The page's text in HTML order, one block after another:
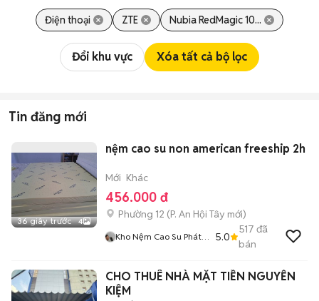
Điện thoại ZTE Nubia RedMagic 10...
Đổi khu vực Xóa tất cả bộ lọc
Tin đăng mới
36 giây trước 4
nệm cao su non american freeship 2h
Mới Khác
456.000 đ
Phường 12 (P. An Hội Tây mới)
Kho Nệm Cao Su Phát
5.0
517 đã
bán
CHO THUÊ NHÀ MẶT TIỀN NGUYỄN
KIỆM